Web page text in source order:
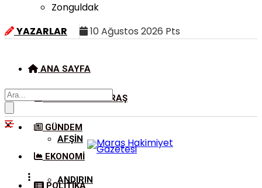
Zonguldak
YAZARLAR
10 Ağustos 2026 Pts
ANA SAYFA
KAHRAMANMARAŞ
AFŞIN
ANDIRIN
GÜNDEM
EKONOMI
POLITIKA